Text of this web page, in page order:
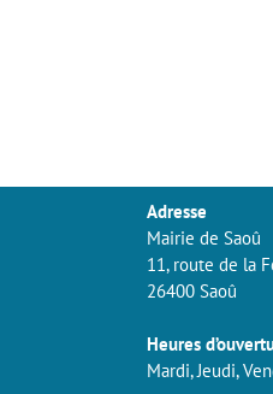
Adresse
Mairie de Saoû
11, route de la
26400 Saoû
Heures
Mardi, Jeudi,